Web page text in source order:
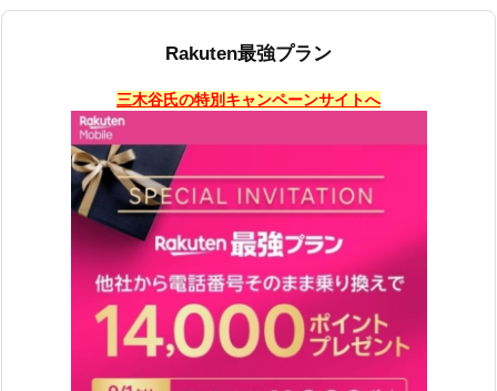
Rakuten最強プラン
三木谷氏の特別キャンペーンサイトへ